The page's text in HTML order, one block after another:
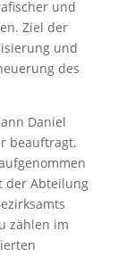
und
Ziel der
und
des
Daniel
beauftragt.
der Abteilung
zählen im